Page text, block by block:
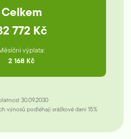
Celkem
772 Kč
výplata:
2 168 Kč
30.09.2030
výnosů podléhají srážkové dani 15%